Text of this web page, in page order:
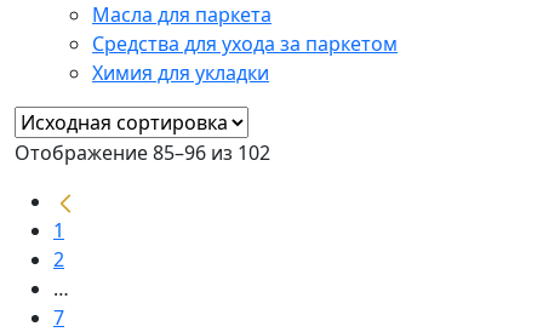
Масла для паркета
Средства для ухода за паркетом
Химия для укладки
Отображение 85–96 из 102
1
2
…
7